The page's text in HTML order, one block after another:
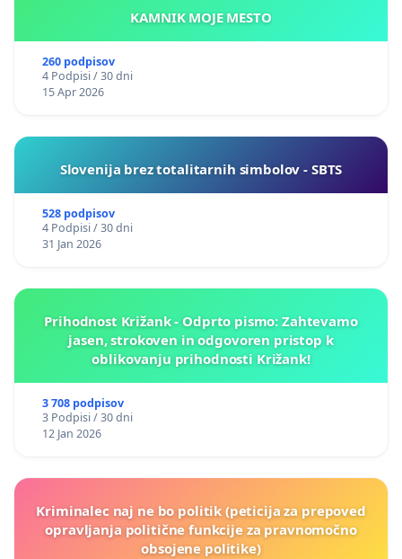
KAMNIK MOJE MESTO
260 podpisov
4 Podpisi / 30 dni
15 Apr 2026
Slovenija brez totalitarnih simbolov - SBTS
528 podpisov
4 Podpisi / 30 dni
31 Jan 2026
Prihodnost Križank - Odprto pismo: Zahtevamo
jasen, strokoven in odgovoren pristop k
oblikovanju prihodnosti Križank!
3 708 podpisov
3 Podpisi / 30 dni
12 Jan 2026
Kriminalec naj ne bo politik (peticija za prepoved
opravljanja politične funkcije za pravnomočno
obsojene politike)